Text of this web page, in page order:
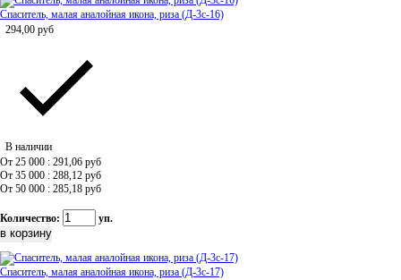
Спаситель, малая аналойная икона, риза (Д-3с-16)
294,00 руб
В наличии
От 25 000 : 291,06 руб
От 35 000 : 288,12 руб
От 50 000 : 285,18 руб
Количество: уп.
Спаситель, малая аналойная икона, риза (Д-3с-17)